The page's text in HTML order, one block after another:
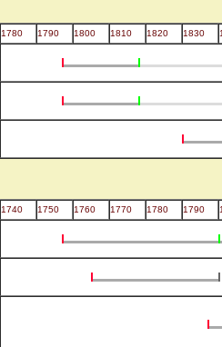
1780 1790 1800 1810 1820 1830
1740 1750 1760 1770 1780 1790